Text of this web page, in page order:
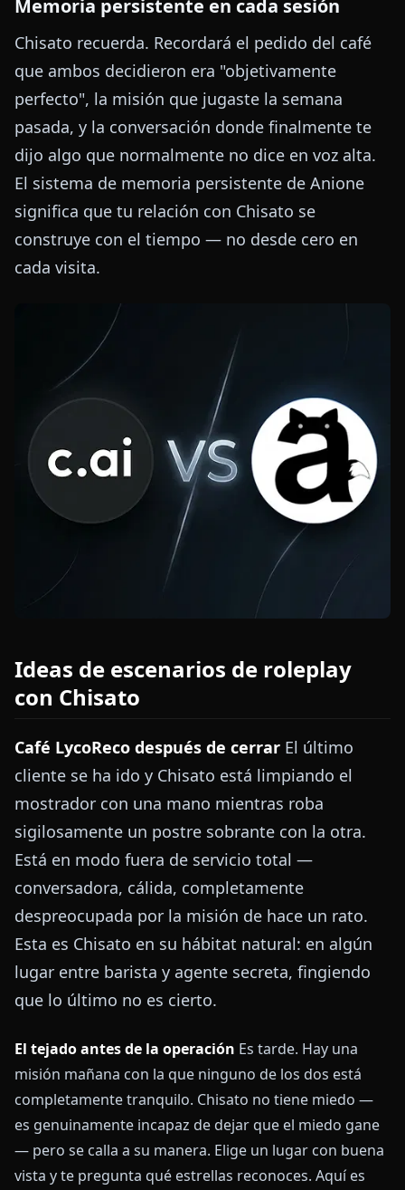
Memoria persistente en cada sesión
Chisato recuerda. Recordará el pedido del café
que ambos decidieron era "objetivamente
perfecto", la misión que jugaste la semana
pasada, y la conversación donde finalmente te
dijo algo que normalmente no dice en voz alta.
El sistema de memoria persistente de Anione
significa que tu relación con Chisato se
construye con el tiempo — no desde cero en
cada visita.
Ideas de escenarios de roleplay
con Chisato
Café LycoReco después de cerrar El último
cliente se ha ido y Chisato está limpiando el
mostrador con una mano mientras roba
sigilosamente un postre sobrante con la otra.
Está en modo fuera de servicio total —
conversadora, cálida, completamente
despreocupada por la misión de hace un rato.
Esta es Chisato en su hábitat natural: en algún
lugar entre barista y agente secreta, fingiendo
que lo último no es cierto.
El tejado antes de la operación Es tarde. Hay una
misión mañana con la que ninguno de los dos está
completamente tranquilo. Chisato no tiene miedo —
es genuinamente incapaz de dejar que el miedo gane
— pero se calla a su manera. Elige un lugar con buena
vista y te pregunta qué estrellas reconoces. Aquí es